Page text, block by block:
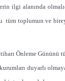
ilgi alanında
tüm toplumun ve
Önleme Gününü
duyarlı